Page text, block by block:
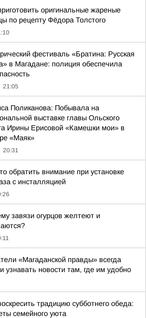
оригинальные жареные
по рецепту Фёдора Толстого
фестиваль «Братина: Русская
в Магадане: полиция обеспечила
21:05
Поликанова: Побывала на
выставке главы Ольского
Ирины Ерисовой «Камешки мои» в
«Маяк»
20:31
обратить внимание при установке
с инсталляцией
завязи огурцов желтеют и
«Магаданской правды» всегда
узнавать новости там, где им удобно
традицию субботнего обеда:
семейного уюта